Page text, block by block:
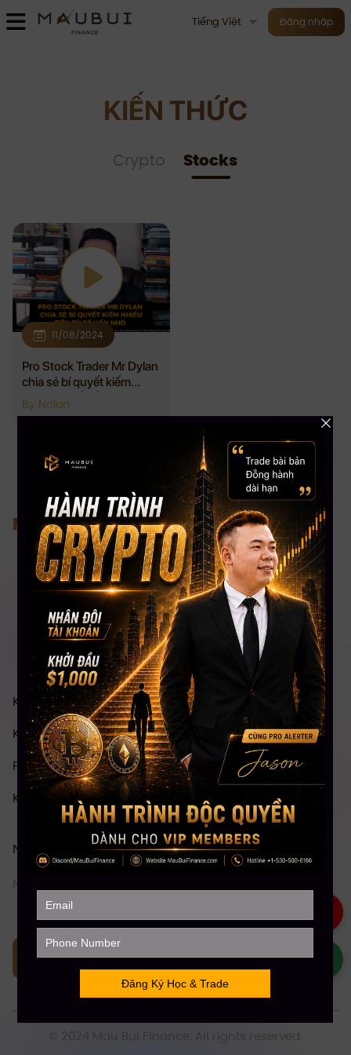
Tiếng Việt Đăng nhập
KIẾN THỨC
Crypto Stocks
11/08/2024
Pro Stock Trader Mr Dylan
chia sẻ bí quyết kiếm
$500 từ số vốn $100
By Nolan
Nơi tiếp cận đầu tư bài bản nhất
Khóa Học Chứng khoán Mỹ Toàn diện
Khóa Học Đầu tư Crypto Toàn diện
Phân Tích Kỹ Thuật (TA)
Khóa Học Stock Future Trading
Nhận thông tin
Theo dõi
© 2024 Mau Bui Finance. All rights reserved.